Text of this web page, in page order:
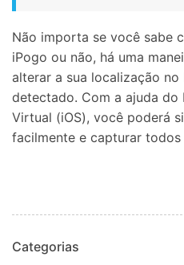
Não importa se você sabe
iPogo ou não, há uma
alterar a sua localização no
detectado. Com a ajuda do
Virtual (iOS), você poderá
facilmente e capturar todos
Categorias